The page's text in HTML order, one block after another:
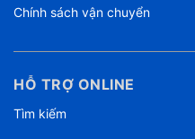
Chính sách vận chuyển
HỖ TRỢ ONLINE
Tìm kiếm